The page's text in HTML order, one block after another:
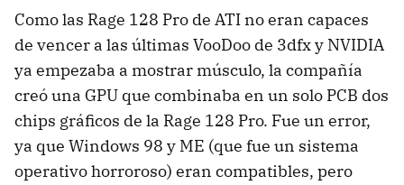
Como las Rage 128 Pro de ATI no eran capaces
de vencer a las últimas VooDoo de 3dfx y NVIDIA
ya empezaba a mostrar músculo, la compañía
creó una GPU que combinaba en un solo PCB dos
chips gráficos de la Rage 128 Pro. Fue un error,
ya que Windows 98 y ME (que fue un sistema
operativo horroroso) eran compatibles, pero